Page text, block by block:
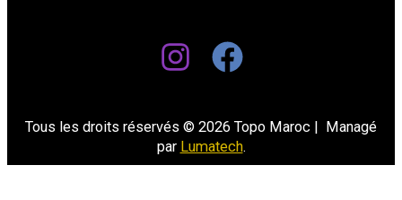
Tous les droits réservés © 2026 Topo Maroc | Managé
par Lumatech.